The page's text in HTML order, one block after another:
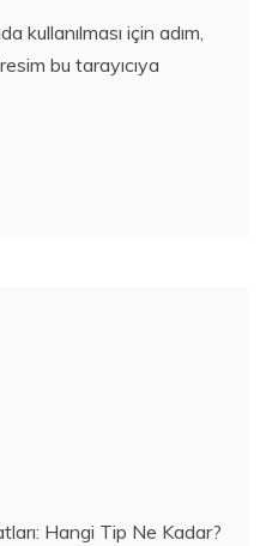
kullanılması için adım,
bu tarayıcıya
Hangi Tip Ne Kadar?